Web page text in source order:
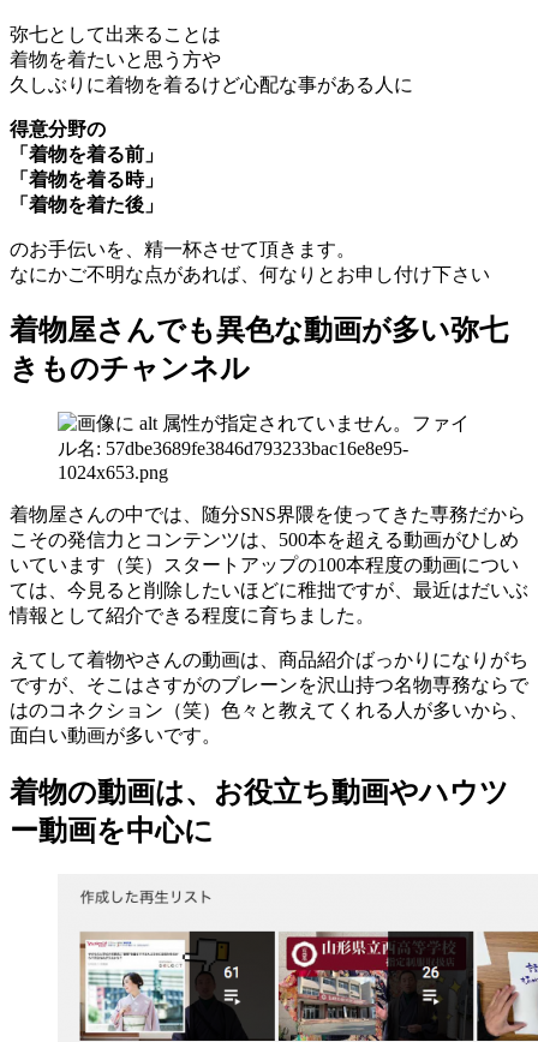
弥七として出来ることは
着物を着たいと思う方や
久しぶりに着物を着るけど心配な事がある人に
得意分野の
「着物を着る前」
「着物を着る時」
「着物を着た後」
のお手伝いを、精一杯させて頂きます。
なにかご不明な点があれば、何なりとお申し付け下さい
着物屋さんでも異色な動画が多い弥七
きものチャンネル
着物屋さんの中では、随分SNS界隈を使ってきた専務だから
こその発信力とコンテンツは、500本を超える動画がひしめ
いています（笑）スタートアップの100本程度の動画につい
ては、今見ると削除したいほどに稚拙ですが、最近はだいぶ
情報として紹介できる程度に育ちました。
えてして着物やさんの動画は、商品紹介ばっかりになりがち
ですが、そこはさすがのブレーンを沢山持つ名物専務ならで
はのコネクション（笑）色々と教えてくれる人が多いから、
面白い動画が多いです。
着物の動画は、お役立ち動画やハウツ
ー動画を中心に